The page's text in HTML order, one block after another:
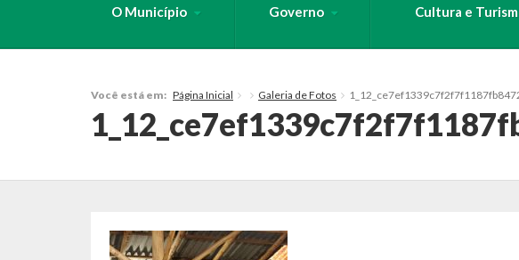
O Município Governo Cultura e
Você está em: Página Inicial Galeria de Fotos